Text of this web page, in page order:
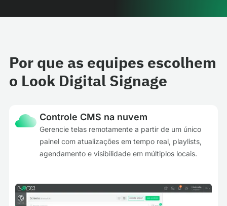
Por que as equipes escolhem
o Look Digital Signage
Controle CMS na nuvem
Gerencie telas remotamente a partir de um único
painel com atualizações em tempo real, playlists,
agendamento e visibilidade em múltiplos locais.